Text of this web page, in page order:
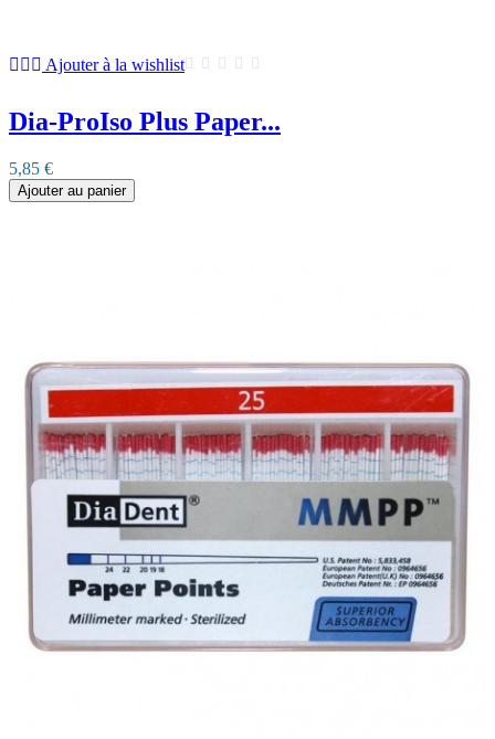
Ajouter à la wishlist
Dia-ProIso Plus Paper...
5,85 €
Ajouter au panier